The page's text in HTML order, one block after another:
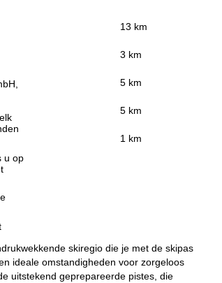
u op
13 km
3 km
5 km
5 km
1 km
skiregio die je met de skipas
ideale omstandigheden voor zorgeloos
uitstekend geprepareerde pistes, die